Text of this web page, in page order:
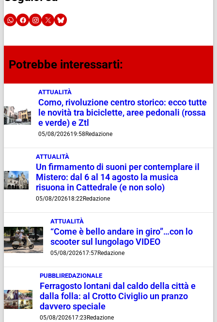
Potrebbe interessarti:
ATTUALITÀ
Como, rivoluzione centro storico: ecco tutte
le novità tra biciclette, aree pedonali (rossa
e verde) e Ztl
05/08/202619:58 Redazione
ATTUALITÀ
Un firmamento di suoni per contemplare il
Mistero: dal 6 al 14 agosto la musica
risuona in Cattedrale (e non solo)
05/08/202618:22Redazione
ATTUALITÀ
“Come è bello andare in giro”…con lo
scooter sul lungolago VIDEO
05/08/202617:57Redazione
PUBBLIREDAZIONALE
Ferragosto lontani dal caldo della città e
dalla folla: al Crotto Civiglio un pranzo
davvero speciale
05/08/202617:23 Redazione